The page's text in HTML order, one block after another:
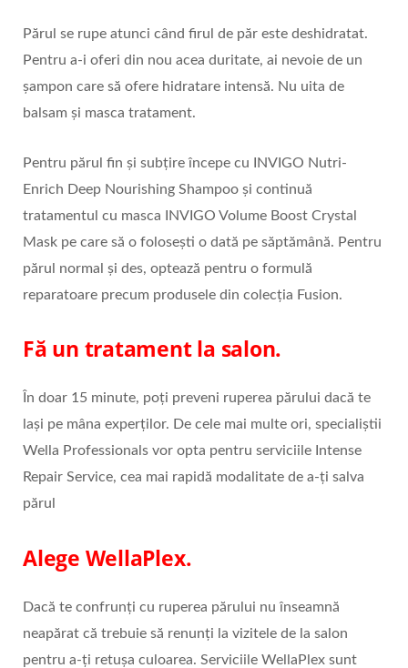
Părul se rupe atunci când firul de păr este deshidratat.
Pentru a-i oferi din nou acea duritate, ai nevoie de un
șampon care să ofere hidratare intensă. Nu uita de
balsam și masca tratament.
Pentru părul fin și subțire începe cu INVIGO Nutri-
Enrich Deep Nourishing Shampoo și continuă
tratamentul cu masca INVIGO Volume Boost Crystal
Mask pe care să o folosești o dată pe săptămână. Pentru
părul normal și des, optează pentru o formulă
reparatoare precum produsele din colecția Fusion.
Fă un tratament la salon.
În doar 15 minute, poți preveni ruperea părului dacă te
lași pe mâna experților. De cele mai multe ori, specialiștii
Wella Professionals vor opta pentru serviciile Intense
Repair Service, cea mai rapidă modalitate de a-ți salva
părul
Alege WellaPlex.
Dacă te confrunți cu ruperea părului nu înseamnă
neapărat că trebuie să renunți la vizitele de la salon
pentru a-ți retușa culoarea. Serviciile WellaPlex sunt